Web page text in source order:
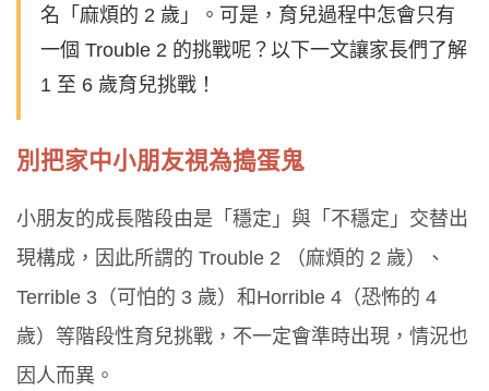
名「麻煩的 2 歲」。可是，育兒過程中怎會只有
一個 Trouble 2 的挑戰呢？以下一文讓家長們了解
1 至 6 歲育兒挑戰！
別把家中小朋友視為搗蛋鬼
小朋友的成長階段由是「穩定」與「不穩定」交替出
現構成，因此所謂的 Trouble 2 （麻煩的 2 歲）、
Terrible 3（可怕的 3 歲）和Horrible 4（恐怖的 4
歲）等階段性育兒挑戰，不一定會準時出現，情況也
因人而異。